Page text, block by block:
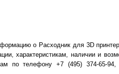
о Расходник для 3D
характеристикам, наличии и
по телефону +7 (495) 374-65-